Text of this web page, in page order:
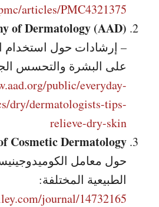
articles/PMC4321375/
of Dermatology (AAD)
– إرشادات حول استخدام
على البشرة والتحسس
public/everyday-
dry/dermatologists-tips-
relieve-dry-skin
Cosmetic Dermatology
حول معامل
الطبيعية المختلفة:
journal/14732165